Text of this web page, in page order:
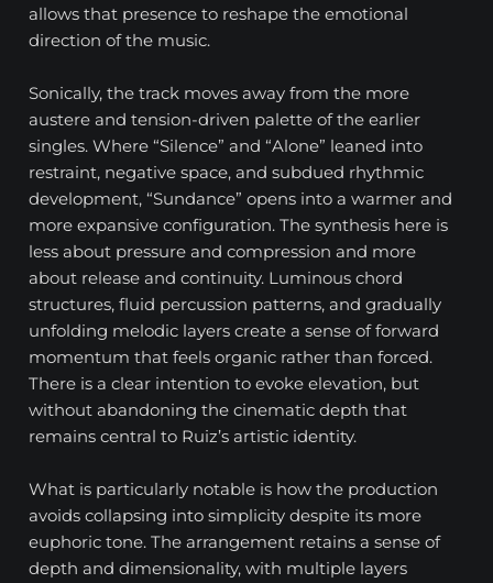
allows that presence to reshape the emotional
direction of the music.
Sonically, the track moves away from the more
austere and tension-driven palette of the earlier
singles. Where “Silence” and “Alone” leaned into
restraint, negative space, and subdued rhythmic
development, “Sundance” opens into a warmer and
more expansive configuration. The synthesis here is
less about pressure and compression and more
about release and continuity. Luminous chord
structures, fluid percussion patterns, and gradually
unfolding melodic layers create a sense of forward
momentum that feels organic rather than forced.
There is a clear intention to evoke elevation, but
without abandoning the cinematic depth that
remains central to Ruiz’s artistic identity.
What is particularly notable is how the production
avoids collapsing into simplicity despite its more
euphoric tone. The arrangement retains a sense of
depth and dimensionality, with multiple layers